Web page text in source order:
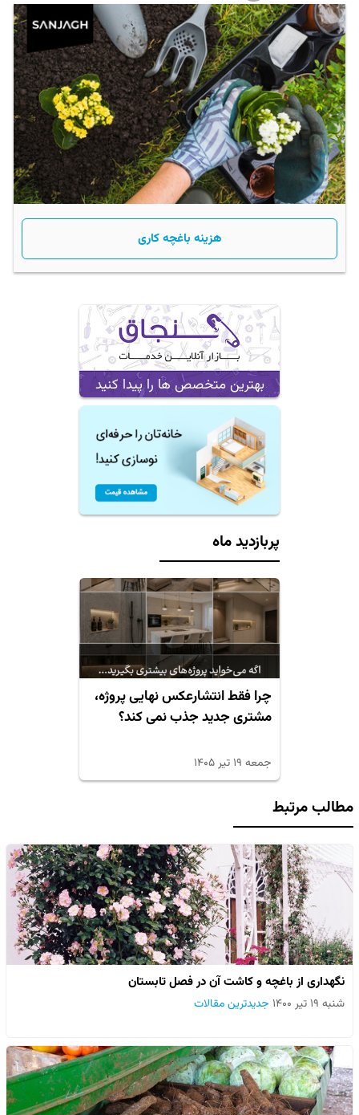
هزینه باغچه کاری
بهترین متخصص ها را پیدا کنید
پربازدید ماه
چرا فقط انتشارعکس نهایی پروژه،
مشتری جدید جذب نمی کند؟
جمعه ۱۹ تیر ۱۴۰۵
مطالب مرتبط
نگهداری از باغچه و کاشت آن در فصل تابستان
شنبه ۱۹ تیر ۱۴۰۰ جدیدترین مقالات